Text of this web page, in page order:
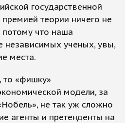
государственной
теории ничего не
потому что наша
независимых ученых, увы,
места.
то «фишку»
модели, за
не так уж сложно
агенты и претенденты на